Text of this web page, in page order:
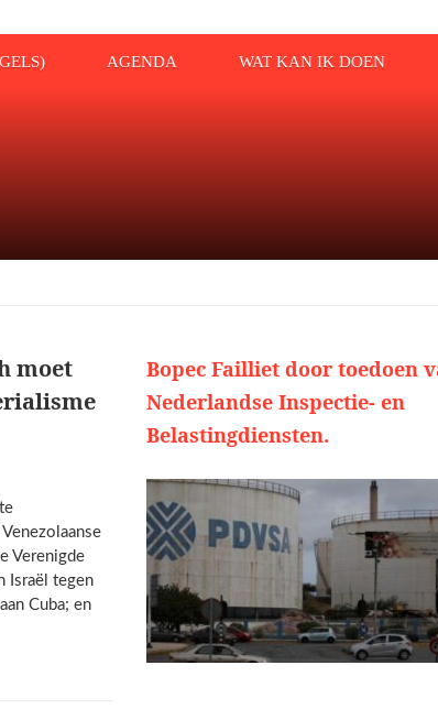
AGENDA WAT KAN IK DOEN
moet
Verenigde
Israël tegen
Cuba; en
Bopec Failliet door toedoen
Nederlandse Inspectie- en
Belastingdiensten.